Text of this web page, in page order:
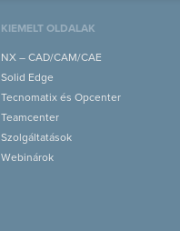
KIEMELT OLDALAK
NX – CAD/CAM/CAE
Solid Edge
Tecnomatix és Opcenter
Teamcenter
Szolgáltatások
Webinárok